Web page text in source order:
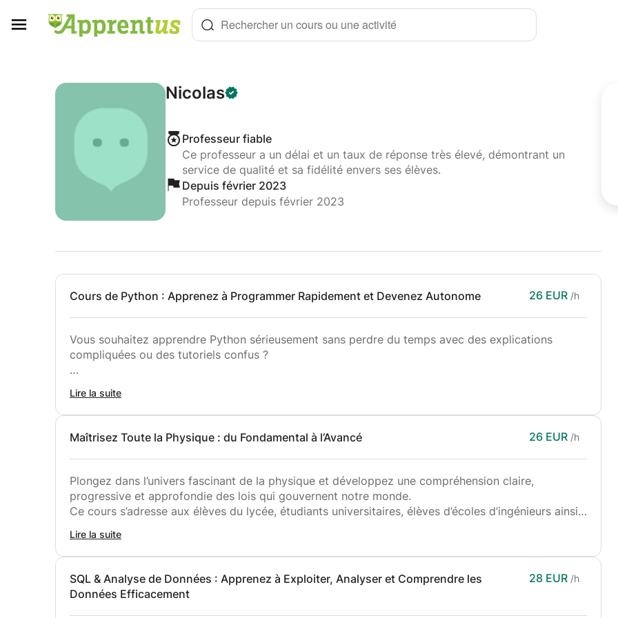
Rechercher un cours ou une activité
Nicolas
Professeur fiable
Ce professeur a un délai et un taux de réponse très élevé, démontrant un
service de qualité et sa fidélité envers ses élèves.
Depuis février 2023
Professeur depuis février 2023
Cours de Python : Apprenez à Programmer Rapidement et Devenez Autonome 26 EUR /h
Vous souhaitez apprendre Python sérieusement sans perdre du temps avec des explications
compliquées ou des tutoriels confus ?
afin de devenir rapidement autonome en Python.
L’objectif est de vous permettre de coder réellement par vous-même et de développer une logique
solide en programmation.
Ce que vous allez apprendre
✔ Comprendre les bases essentielles de Python
✔ Écrire des programmes clairs et efficaces
✔ Développer une logique de programmation solide
✔ Créer des projets concrets en Python
Concepts abordés
Lire la suite
Maîtrisez Toute la Physique : du Fondamental à l’Avancé 26 EUR /h
Plongez dans l’univers fascinant de la physique et développez une compréhension claire,
progressive et approfondie des lois qui gouvernent notre monde.
Ce cours s’adresse aux élèves du lycée, étudiants universitaires, élèves d’écoles d’ingénieurs ainsi
L’objectif est de rendre la physique accessible, logique et intuitive grâce à des explications
structurées, des exemples concrets, des méthodes de résolution efficaces et un accompagnement
adapté au niveau de chaque étudiant.
Lire la suite
SQL & Analyse de Données : Apprenez à Exploiter, Analyser et Comprendre les
Données Efficacement
28 EUR /h